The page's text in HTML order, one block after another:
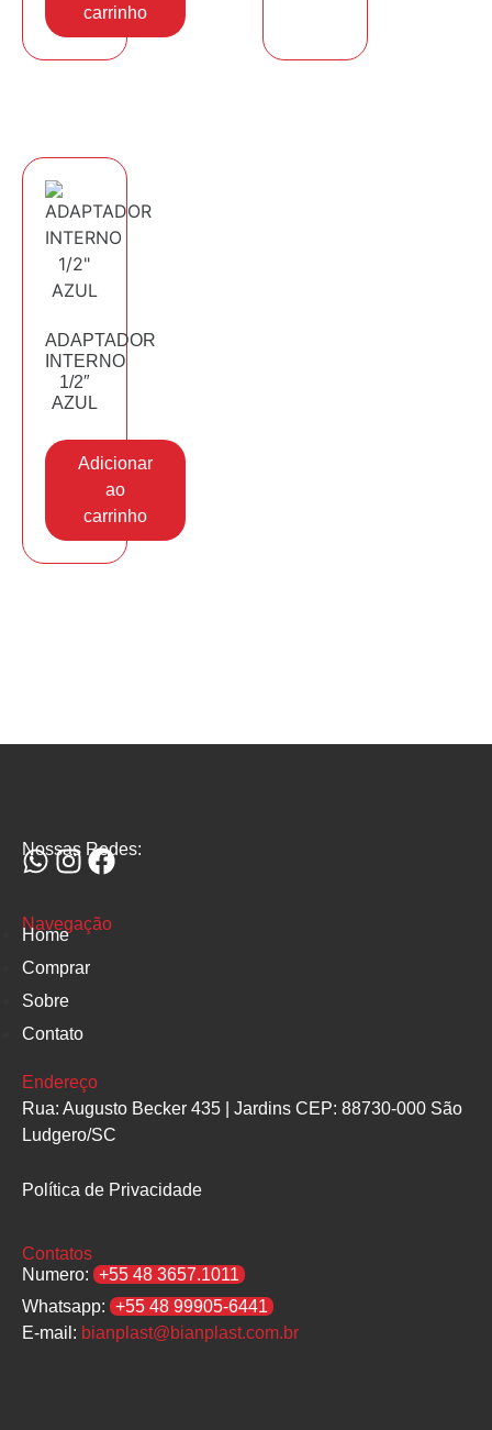
carrinho
ADAPTADOR
INTERNO
1/2″
AZUL
Adicionar
ao
carrinho
Nossas Redes:
Navegação
Home
Comprar
Sobre
Contato
Endereço
Rua: Augusto Becker 435 | Jardins CEP: 88730-000 São
Ludgero/SC
Política de Privacidade
Contatos
Numero: +55 48 3657.1011
Whatsapp: +55 48 99905-6441
E-mail: bianplast@bianplast.com.br